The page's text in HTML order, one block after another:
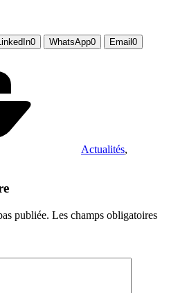
0 WhatsApp0 Email0
Actualités,
publiée. Les champs obligatoires